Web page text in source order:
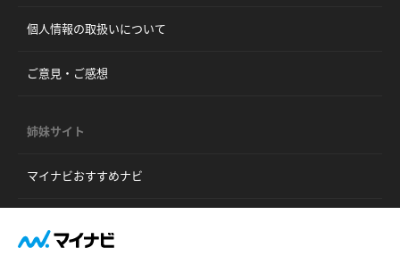
個人情報の取扱いについて
ご意見・ご感想
姉妹サイト
マイナビおすすめナビ